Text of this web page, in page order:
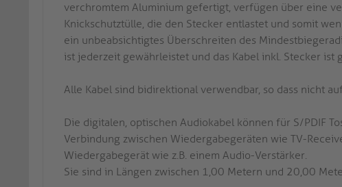
verchromtem Aluminium gefertigt, verfügen über eine
Knickschutztülle, die den Stecker entlastet und somit
ein unbeabsichtigtes Überschreiten des
ist jederzeit gewährleistet und das Kabel inkl. Stecker
Alle Kabel sind bidirektional verwendbar, so dass nicht
Die digitalen, optischen Audiokabel können für S/PDIF
Verbindung zwischen Wiedergabegeräten wie TV-
Wiedergabegerät wie z.B. einem Audio-Verstärker.
Sie sind in Längen zwischen 1,00 Metern und 20,00